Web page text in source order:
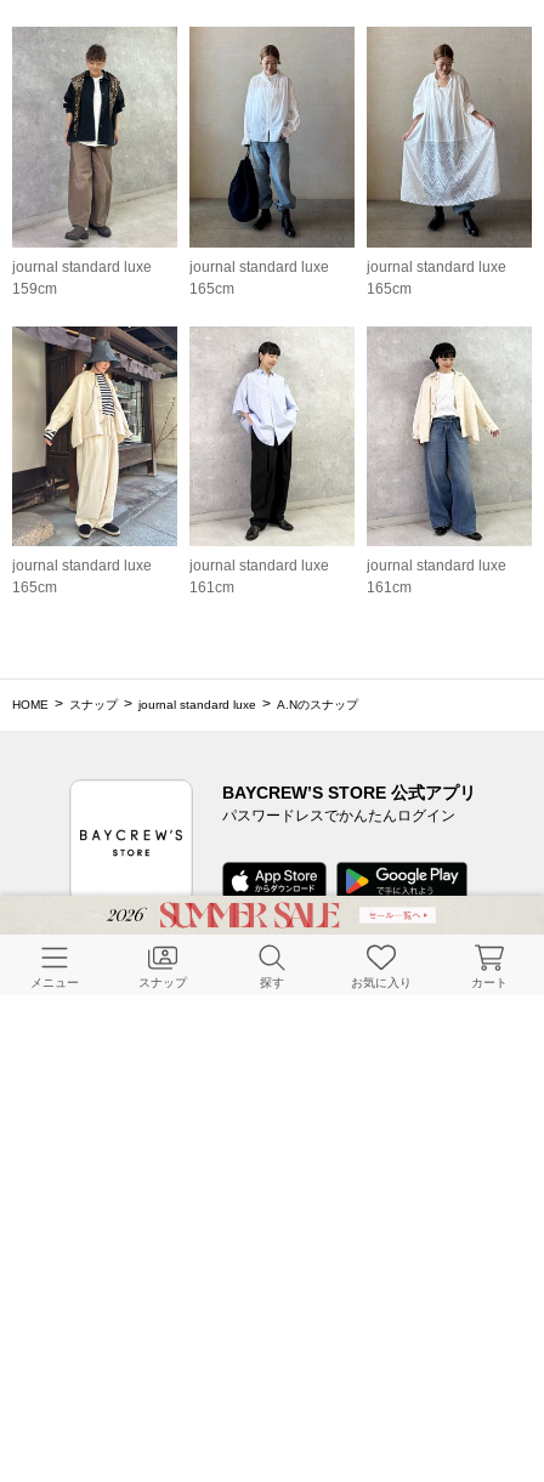
journal standard luxe
159cm
journal standard luxe
165cm
journal standard luxe
165cm
journal standard luxe
165cm
journal standard luxe
161cm
journal standard luxe
161cm
HOME スナップ journal standard luxe A.Nのスナップ
BAYCREW’S STORE 公式アプリ
パスワードレスでかんたんログイン
CUSTOMER SERVICE
メニュー スナップ 探す お気に入り カート